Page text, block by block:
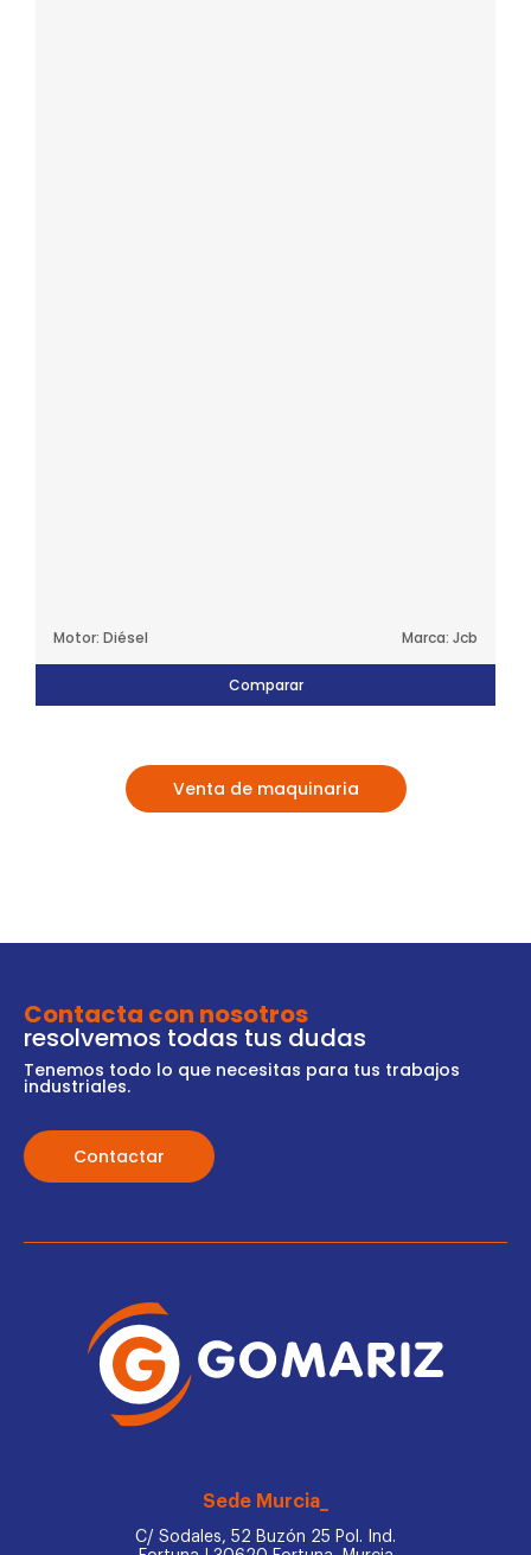
Motor: Diésel Marca: Jcb
Comparar
Venta de maquinaria
Contacta con nosotros
resolvemos todas tus dudas
Tenemos todo lo que necesitas para tus trabajos
industriales.
Contactar
Sede Murcia_
C/ Sodales, 52 Buzón 25 Pol. Ind.